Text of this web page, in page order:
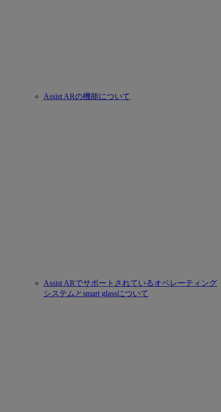
Assist ARの機能について
Assist ARでサポートされているオペレーティング
システムとsmart glassについて